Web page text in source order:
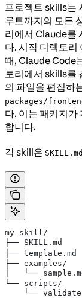
프로젝트 skills는
루트까지의 모든
리에서 Claude를
다. 시작 디렉토리
때, Claude Code
토리에서 skills를
의 파일을 편집하
packages/
다. 이는 패키지
합니다.
각 skill은 SKILL.md
my-skill/
├── SKILL.md
├──
├── examples/
│   └──
└── scripts/
└──